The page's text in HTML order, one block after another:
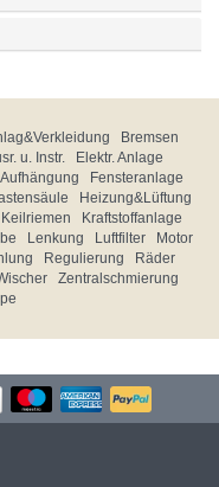
Bremsen
u. Instr.
Elektr. Anlage
Fensteranlage
Heizung&Lüftung
Keilriemen
Kraftstoffanlage
Lenkung Luftfilter
Motor
Regulierung
Räder
Zentralschmierung